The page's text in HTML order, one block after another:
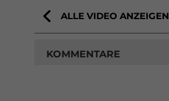
ALLE VIDEO ANZEIGEN
KOMMENTARE